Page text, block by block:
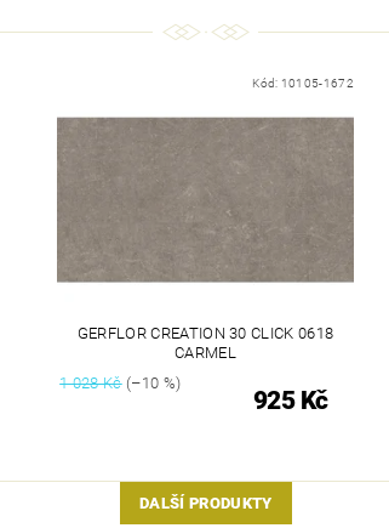
Kód: 10105-1672
GERFLOR CREATION 30 CLICK 0618
CARMEL
1 028 Kč(–10 %)
925 Kč
DALŠÍ PRODUKTY